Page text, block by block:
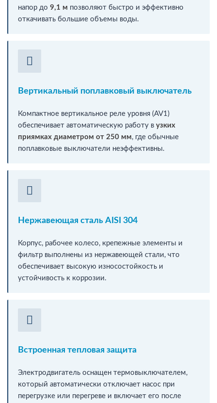
напор до 9,1 м позволяют быстро и эффективно
откачивать большие объемы воды.
Вертикальный поплавковый выключатель
Компактное вертикальное реле уровня (AV1)
обеспечивает автоматическую работу в узких
приямках диаметром от 250 мм, где обычные
поплавковые выключатели неэффективны.
Нержавеющая сталь AISI 304
Корпус, рабочее колесо, крепежные элементы и
фильтр выполнены из нержавеющей стали, что
обеспечивает высокую износостойкость и
устойчивость к коррозии.
Встроенная тепловая защита
Электродвигатель оснащен термовыключателем,
который автоматически отключает насос при
перегрузке или перегреве и включает его после